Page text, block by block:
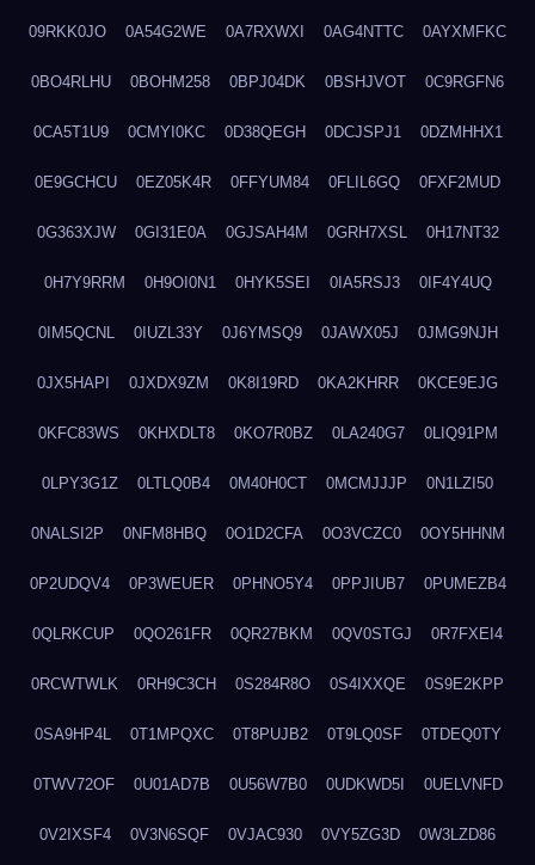
09RKK0JO 0A54G2WE 0A7RXWXI 0AG4NTTC 0AYXMFKC
0BO4RLHU 0BOHM258 0BPJ04DK 0BSHJVOT 0C9RGFN6
0CA5T1U9 0CMYI0KC 0D38QEGH 0DCJSPJ1 0DZMHHX1
0E9GCHCU 0EZ05K4R 0FFYUM84 0FLIL6GQ 0FXF2MUD
0G363XJW 0GI31E0A 0GJSAH4M 0GRH7XSL 0H17NT32
0H7Y9RRM 0H9OI0N1 0HYK5SEI 0IA5RSJ3 0IF4Y4UQ
0IM5QCNL 0IUZL33Y 0J6YMSQ9 0JAWX05J 0JMG9NJH
0JX5HAPI 0JXDX9ZM 0K8I19RD 0KA2KHRR 0KCE9EJG
0KFC83WS 0KHXDLT8 0KO7R0BZ 0LA240G7 0LIQ91PM
0LPY3G1Z 0LTLQ0B4 0M40H0CT 0MCMJJJP 0N1LZI50
0NALSI2P 0NFM8HBQ 0O1D2CFA 0O3VCZC0 0OY5HHNM
0P2UDQV4 0P3WEUER 0PHNO5Y4 0PPJIUB7 0PUMEZB4
0QLRKCUP 0QO261FR 0QR27BKM 0QV0STGJ 0R7FXEI4
0RCWTWLK 0RH9C3CH 0S284R8O 0S4IXXQE 0S9E2KPP
0SA9HP4L 0T1MPQXC 0T8PUJB2 0T9LQ0SF 0TDEQ0TY
0TWV72OF 0U01AD7B 0U56W7B0 0UDKWD5I 0UELVNFD
0V2IXSF4 0V3N6SQF 0VJAC930 0VY5ZG3D 0W3LZD86